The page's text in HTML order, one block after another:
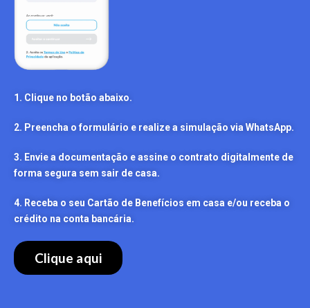
1. Clique no botão abaixo.
2. Preencha o formulário e realize a simulação via WhatsApp.
3. Envie a documentação e assine o contrato digitalmente de
forma segura sem sair de casa.
4. Receba o seu Cartão de Benefícios em casa e/ou receba o
crédito na conta bancária.
Clique aqui